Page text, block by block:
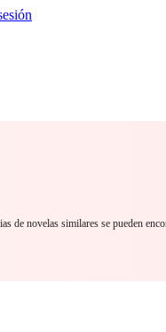
de novelas similares se pueden